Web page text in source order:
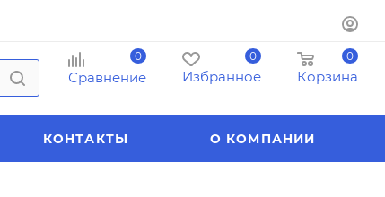
0
Сравнение
0
Избранное
0
Корзина
КОНТАКТЫ О КОМПАНИИ